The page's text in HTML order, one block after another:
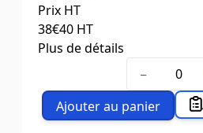
Hauteur totale (mm)
Déport (mm)
Cdt par4
Fixe
Prix HT
38€40 HT
Plus de détails
200
250
Dimension de la platine
Entraxe des trous de la
−
Ajouter au panier